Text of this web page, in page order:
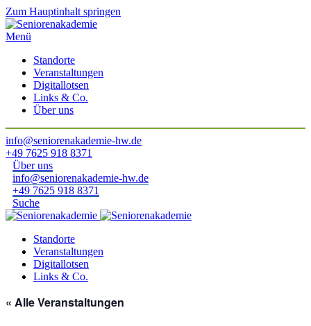
Zum Hauptinhalt springen
Menü
Standorte
Veranstaltungen
Digitallotsen
Links & Co.
Über uns
info@seniorenakademie-hw.de
+49 7625 918 8371
Über uns
info@seniorenakademie-hw.de
+49 7625 918 8371
Suche
Standorte
Veranstaltungen
Digitallotsen
Links & Co.
« Alle Veranstaltungen